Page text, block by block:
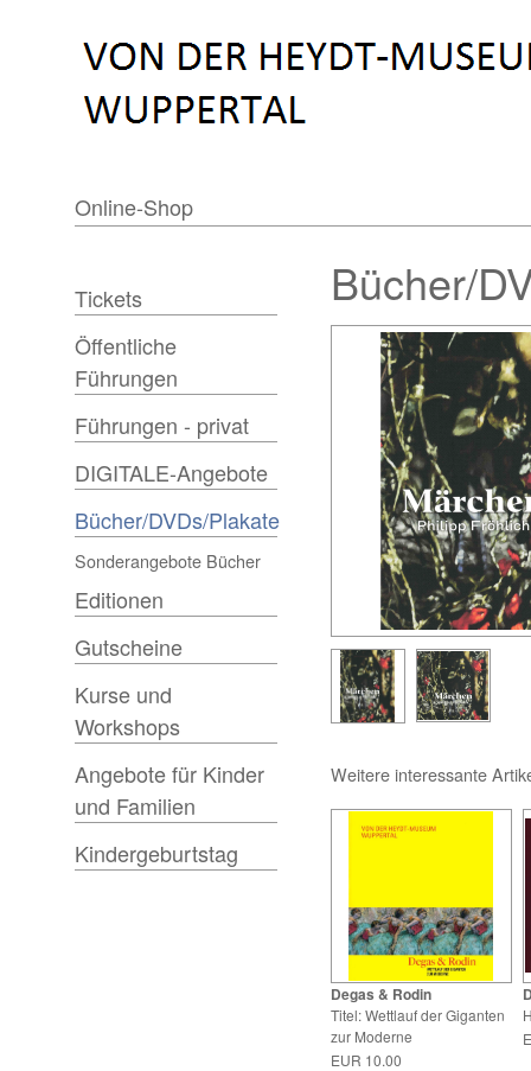
Online-Shop
Tickets
Öffentliche
Führungen
Führungen - privat
DIGITALE-Angebote
Bücher/DVDs/Plakate
Sonderangebote Bücher
Editionen
Gutscheine
Kurse und
Workshops
Angebote für Kinder
und Familien
Kindergeburtstag
Bücher/
Weitere interessante
Degas & Rodin
Titel: Wettlauf der Giganten
zur Moderne
EUR 10.00